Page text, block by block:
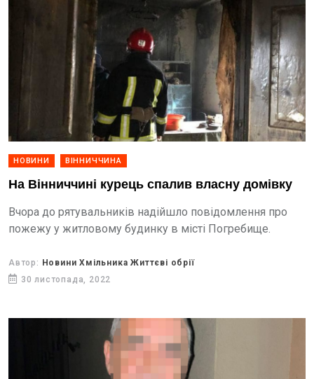
НОВИНИ ВІННИЧЧИНА
На Вінниччині курець спалив власну домівку
Вчора до рятувальників надійшло повідомлення про
пожежу у житловому будинку в місті Погребище.
Автор: Новини Хмільника Життєві обрії
30 листопада, 2022